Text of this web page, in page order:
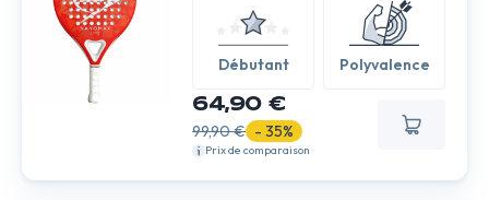
Débutant Polyvalence
64,90 €
99,90 € - 35%
Prix de comparaison